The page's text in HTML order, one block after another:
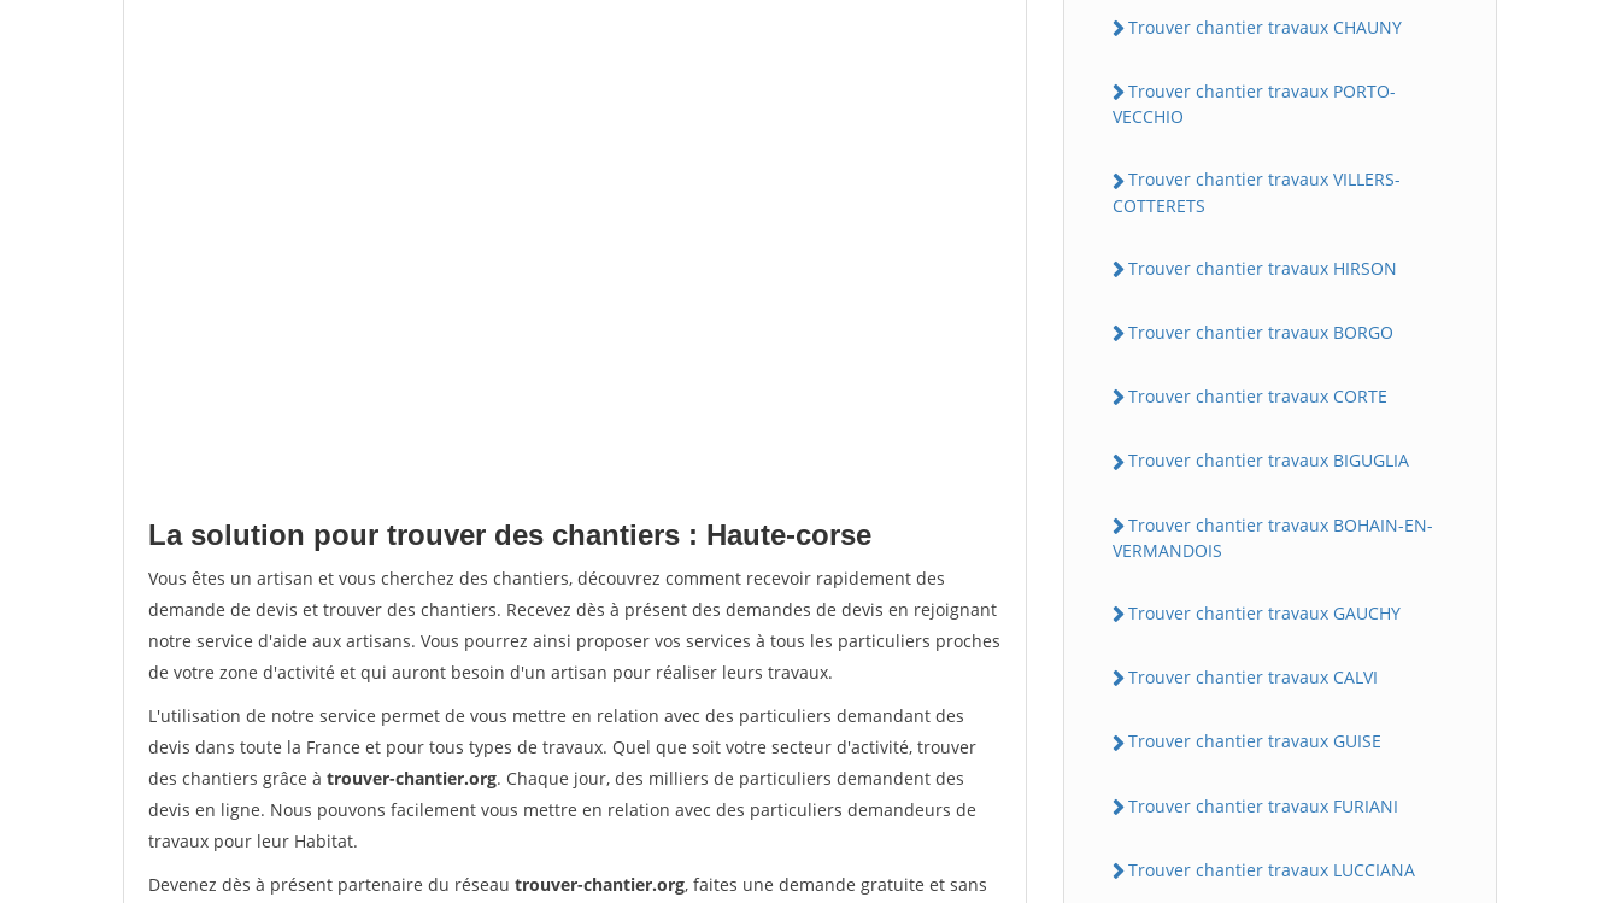
La solution pour trouver des chantiers : Haute-corse
Vous êtes un artisan et vous cherchez des chantiers, découvrez comment recevoir rapidement des
demande de devis et trouver des chantiers. Recevez dès à présent des demandes de devis en rejoignant
notre service d'aide aux artisans. Vous pourrez ainsi proposer vos services à tous les particuliers proches
de votre zone d'activité et qui auront besoin d'un artisan pour réaliser leurs travaux.
L'utilisation de notre service permet de vous mettre en relation avec des particuliers demandant des
devis dans toute la France et pour tous types de travaux. Quel que soit votre secteur d'activité, trouver
des chantiers grâce à trouver-chantier.org. Chaque jour, des milliers de particuliers demandent des
devis en ligne. Nous pouvons facilement vous mettre en relation avec des particuliers demandeurs de
travaux pour leur Habitat.
Devenez dès à présent partenaire du réseau trouver-chantier.org, faites une demande gratuite et sans
Trouver chantier travaux CHAUNY
Trouver chantier travaux PORTO-
VECCHIO
Trouver chantier travaux VILLERS-
COTTERETS
Trouver chantier travaux HIRSON
Trouver chantier travaux BORGO
Trouver chantier travaux CORTE
Trouver chantier travaux BIGUGLIA
Trouver chantier travaux BOHAIN-EN-
VERMANDOIS
Trouver chantier travaux GAUCHY
Trouver chantier travaux CALVI
Trouver chantier travaux GUISE
Trouver chantier travaux FURIANI
Trouver chantier travaux LUCCIANA